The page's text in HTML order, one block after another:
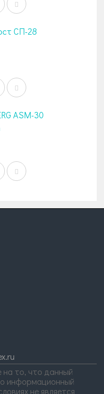
то, что данный
информационный
не является